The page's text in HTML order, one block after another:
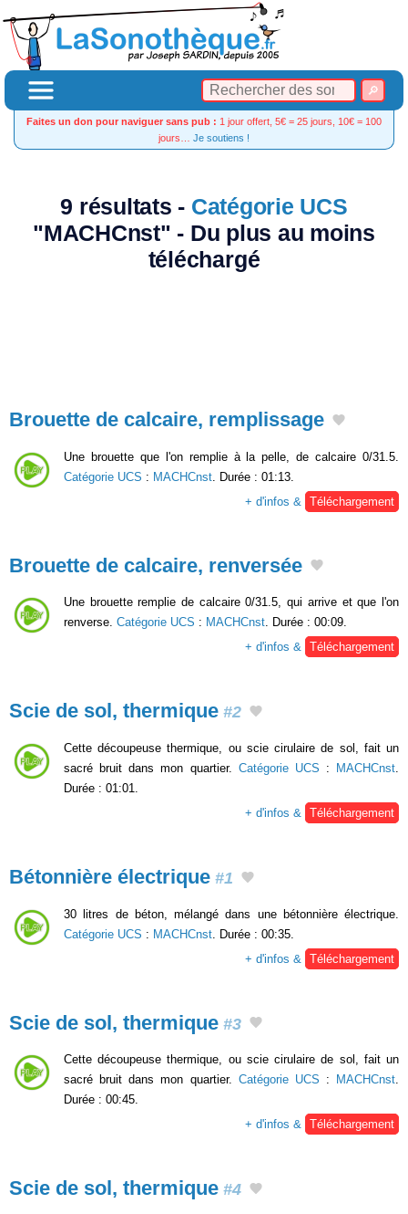
Faites un don pour naviguer sans pub : 1 jour offert, 5€ = 25 jours, 10€ = 100
jours… Je soutiens !
9 résultats - Catégorie UCS
"MACHCnst" - Du plus au moins
téléchargé
Brouette de calcaire, remplissage
Une brouette que l'on remplie à la pelle, de calcaire 0/31.5.
Catégorie UCS : MACHCnst . Durée : 01:13.
+ d'infos &
Téléchargement
Brouette de calcaire, renversée
Une brouette remplie de calcaire 0/31.5, qui arrive et que l'on
renverse. Catégorie UCS : MACHCnst. Durée : 00:09.
+ d'infos & Téléchargement
Scie de sol, thermique #2
Cette découpeuse thermique, ou scie cirulaire de sol, fait un
sacré bruit dans mon quartier. Catégorie UCS : MACHCnst
Durée : 01:01.
+ d'infos &
Téléchargement
Bétonnière électrique #1
30 litres de béton, mélangé dans une bétonnière électrique.
Catégorie UCS : MACHCnst . Durée : 00:35.
+ d'infos &
Téléchargement
Scie de sol, thermique #3
Cette découpeuse thermique, ou scie cirulaire de sol, fait un
sacré bruit dans mon quartier. Catégorie UCS : MACHCnst.
Durée : 00:45.
+ d'infos & Téléchargement
Scie de sol, thermique #4